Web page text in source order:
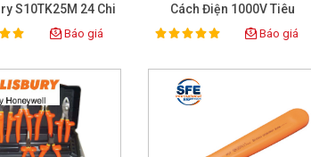
S10TK25M 24 Chi
Báo giá
Cách Điện 1000V Tiêu
Chuẩn NF EN 60900/IEC
Rating:
100% Báo giá